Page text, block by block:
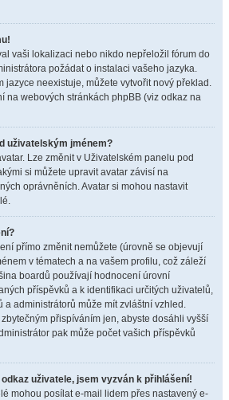
vaši lokalizaci nebo nikdo nepřeložil fórum do
požádat o instalaci vašeho jazyka.
jazyce neexistuje, můžete vytvořit nový překlad.
na webových stránkách phpBB (viz odkaz na
uživatelským jménem?
Lze změnit v Uživatelském panelu pod
si můžete upravit avatar závisí na
oprávněních. Avatar si mohou nastavit
přímo změnit nemůžete (úrovně se objevují
v tématech a na vašem profilu, což záleží
boardů používají hodnocení úrovní
příspěvků a k identifikaci určitých uživatelů,
a administrátorů může mít zvláštní vzhled.
přispíváním jen, abyste dosáhli vyšší
pak může počet vašich příspěvků
uživatele, jsem vyzván k přihlášení!
mohou posílat e-mail lidem přes nastavený e-